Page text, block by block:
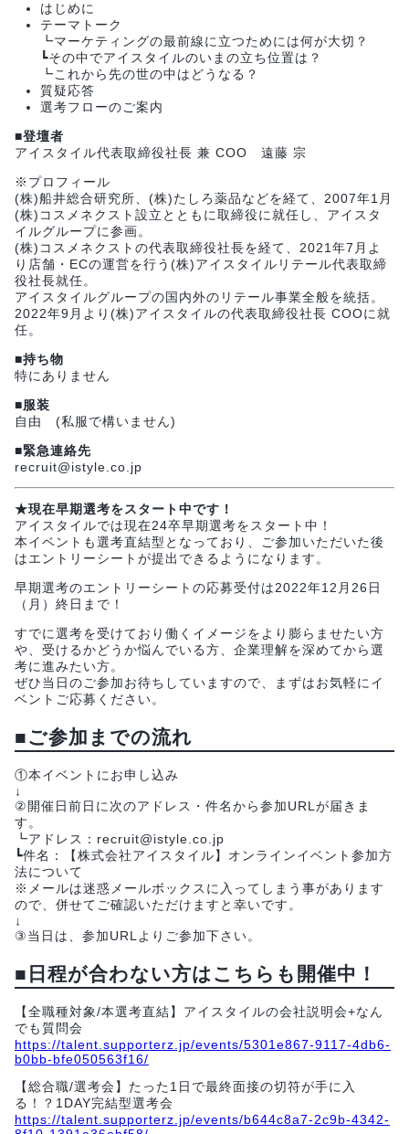
はじめに
テーマトーク
┗マーケティングの最前線に立つためには何が大切？
┗その中でアイスタイルのいまの立ち位置は？
┗これから先の世の中はどうなる？
質疑応答
選考フローのご案内
■登壇者
アイスタイル代表取締役社長 兼 COO 遠藤 宗
※プロフィール
(株)船井総合研究所、(株)たしろ薬品などを経て、2007年1月
(株)コスメネクスト設立とともに取締役に就任し、アイスタ
イルグループに参画。
(株)コスメネクストの代表取締役社長を経て、2021年7月よ
り店舗・ECの運営を行う(株)アイスタイルリテール代表取締
役社長就任。
アイスタイルグループの国内外のリテール事業全般を統括。
2022年9月より(株)アイスタイルの代表取締役社長 COOに就
任。
■持ち物
特にありません
■服装
自由 (私服で構いません)
■緊急連絡先
recruit@istyle.co.jp
★現在早期選考をスタート中です！
アイスタイルでは現在24卒早期選考をスタート中！
本イベントも選考直結型となっており、ご参加いただいた後
はエントリーシートが提出できるようになります。
早期選考のエントリーシートの応募受付は2022年12月26日
（月）終日まで！
すでに選考を受けており働くイメージをより膨らませたい方
や、受けるかどうか悩んでいる方、企業理解を深めてから選
考に進みたい方。
ぜひ当日のご参加お待ちしていますので、まずはお気軽にイ
ベントご応募ください。
■ご参加までの流れ
①本イベントにお申し込み
↓
②開催日前日に次のアドレス・件名から参加URLが届きま
す。
┗アドレス：recruit@istyle.co.jp
┗件名：【株式会社アイスタイル】オンラインイベント参加方
法について
※メールは迷惑メールボックスに入ってしまう事があります
ので、併せてご確認いただけますと幸いです。
↓
③当日は、参加URLよりご参加下さい。
■日程が合わない方はこちらも開催中！
【全職種対象/本選考直結】アイスタイルの会社説明会+なん
でも質問会
https://talent.supporterz.jp/events/5301e867-9117-4db6-
b0bb-bfe050563f16/
【総合職/選考会】たった1日で最終面接の切符が手に入
る！？1DAY完結型選考会
https://talent.supporterz.jp/events/b644c8a7-2c9b-4342-